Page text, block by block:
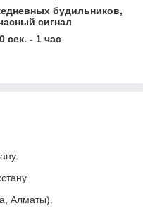
будильников,
сигнал
сек. - 1 час
Алматы).